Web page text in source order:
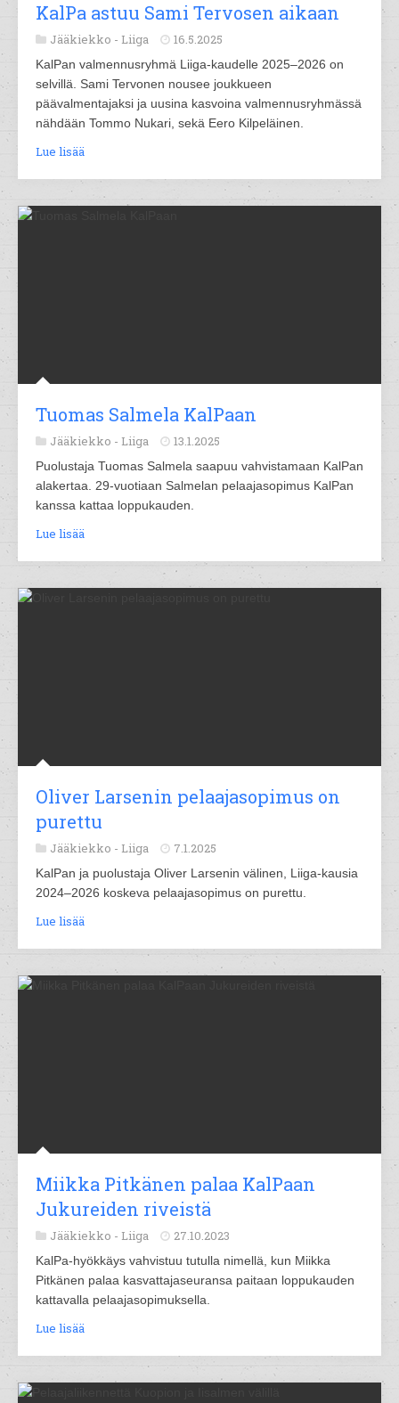
KalPa astuu Sami Tervosen aikaan
Jääkiekko - Liiga 16.5.2025
KalPan valmennusryhmä Liiga-kaudelle 2025–2026 on
selvillä. Sami Tervonen nousee joukkueen
päävalmentajaksi ja uusina kasvoina valmennusryhmässä
nähdään Tommo Nukari, sekä Eero Kilpeläinen.
Lue lisää
Tuomas Salmela KalPaan
Jääkiekko - Liiga 13.1.2025
Puolustaja Tuomas Salmela saapuu vahvistamaan KalPan
alakertaa. 29-vuotiaan Salmelan pelaajasopimus KalPan
kanssa kattaa loppukauden.
Lue lisää
Oliver Larsenin pelaajasopimus on
purettu
Jääkiekko - Liiga 7.1.2025
KalPan ja puolustaja Oliver Larsenin välinen, Liiga-kausia
2024–2026 koskeva pelaajasopimus on purettu.
Lue lisää
Miikka Pitkänen palaa KalPaan
Jukureiden riveistä
Jääkiekko - Liiga 27.10.2023
KalPa-hyökkäys vahvistuu tutulla nimellä, kun Miikka
Pitkänen palaa kasvattajaseuransa paitaan loppukauden
kattavalla pelaajasopimuksella.
Lue lisää